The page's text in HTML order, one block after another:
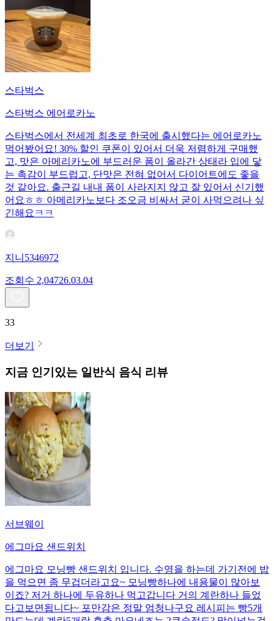
스타벅스
스타벅스 에어로카노
스타벅스에서 전세계 최초로 한국에 출시했다는 에어로카노
먹어봤어요! 30% 할인 쿠폰이 있어서 더욱 저렴하게 구매했
고, 맛은 아메리카노에 부드러운 폼이 올라간 상태라 입에 닿
는 촉감이 부드럽고, 단맛은 전혀 없어서 다이어트에도 좋을
것 같아요. 출근길 내내 폼이 사라지지 않고 잘 있어서 신기했
어요ㅎㅎ 아메리카노보다 조오금 비싸서 굳이 사먹으려나 싶
긴해요ㅋㅋ
지니5346972
조회수 2,04726.03.04
33
더보기
지금 인기있는 일반식 음식 리뷰
서브웨이
에그마요 샌드위치
에그마요 모닝빵 샌드위치 입니다. 수영을 하는데 가기전에 밥
을 먹으면 좀 무겁더라고요~ 모닝빵하나에 내용물이 많아보
이죠? 저거 하나에 두유하나 먹고갑니다 거의 계란하나 들었
다고보면됩니다~ 포만감은 정말 엄청나구요 레시피는 빵5개